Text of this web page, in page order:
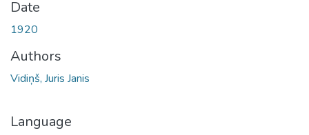
Date
1920
Authors
Vidiņš, Juris Janis
Language